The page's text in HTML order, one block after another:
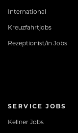
International
Kreuzfahrtjobs
Rezeptionist/in Jobs
SERVICE JOBS
Kellner Jobs